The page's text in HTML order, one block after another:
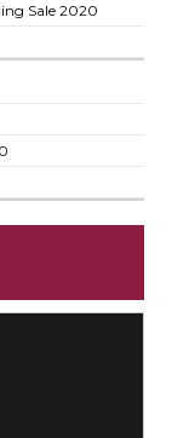
Sale 2020